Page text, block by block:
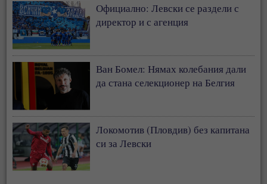
Официално: Левски се раздели с
директор и с агенция
Ван Бомел: Нямах колебания дали
да стана селекционер на Белгия
Локомотив (Пловдив) без капитана
си за Левски